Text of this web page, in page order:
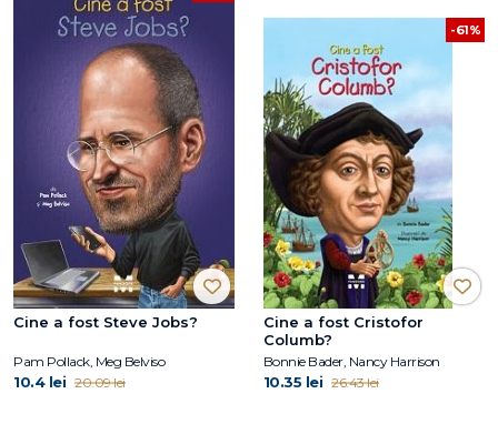
Cine a fost Steve Jobs?
Pam Pollack, Meg Belviso
10.4 lei 20.09 lei
-61%
Cine a fost Cristofor
Columb?
Bonnie Bader, Nancy Harrison
10.35 lei 26.43 lei